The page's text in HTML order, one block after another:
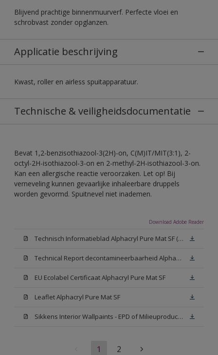
Blijvend prachtige binnenmuurverf. Perfecte vloei en
schrobvast zonder opglanzen.
Applicatie beschrijving
Kwast, roller en airless spuitapparatuur.
Technische & veiligheidsdocumentatie
Bevat 1,2-benzisothiazool-3(2H)-on, C(M)IT/MIT(3:1), 2-
octyl-2H-isothiazool-3-on en 2-methyl-2H-isothiazool-3-on.
Kan een allergische reactie veroorzaken. Let op! Bij
verneveling kunnen gevaarlijke inhaleerbare druppels
worden gevormd. Spuitnevel niet inademen.
Download Adobe Reader
Technisch Informatieblad Alphacryl Pure Mat SF (New Livery) (PDF)
Technical Report decontamineerbaarheid Alphacryl Pure Mat SF
EU Ecolabel Certificaat Alphacryl Pure Mat SF
Leaflet Alphacryl Pure Mat SF
Sikkens Interior Wallpaints - EPD of Milieuproductverklaring
1 2